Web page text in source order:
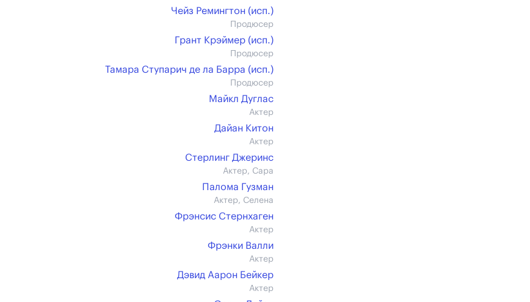
Чейз Ремингтон (иcп.)
Продюсер
Грант Крэймер (иcп.)
Продюсер
Тамара Ступарич де ла Барра (иcп.)
Продюсер
Майкл Дуглас
Актер
Дайан Китон
Актер
Стерлинг Джеринс
Актер, Сара
Палома Гузман
Актер, Селена
Фрэнсис Стернхаген
Актер
Фрэнки Валли
Актер
Дэвид Аарон Бейкер
Актер